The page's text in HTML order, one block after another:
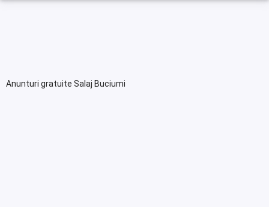
Anunturi gratuite Salaj Buciumi